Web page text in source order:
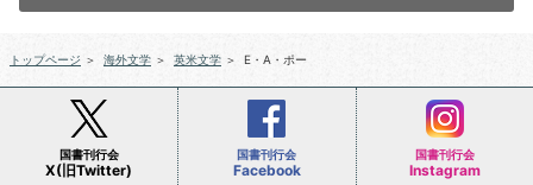
トップページ ＞ 海外文学 ＞ 英米文学 ＞ E・A・ポー
国書刊行会
X(旧Twitter)
国書刊行会
Facebook
国書刊行会
Instagram